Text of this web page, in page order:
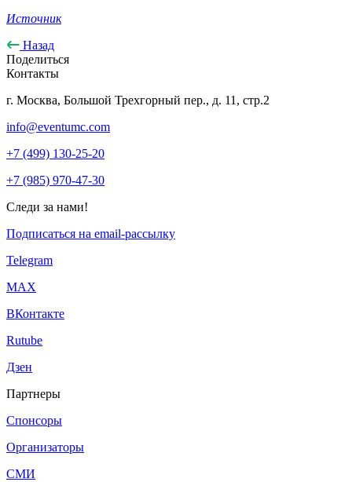
Источник
Назад
Поделиться
Контакты
г. Москва, Большой Трехгорный пер., д. 11, стр.2
info@eventumc.com
+7 (499) 130-25-20
+7 (985) 970-47-30
Следи за нами!
Подписаться на email-рассылку
Telegram
МАХ
ВКонтакте
Rutube
Дзен
Партнеры
Спонсоры
Организаторы
СМИ